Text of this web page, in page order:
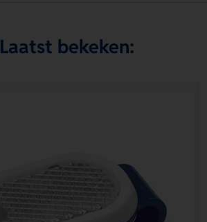
Laatst bekeken: